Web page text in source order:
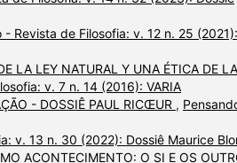
- Revista de Filosofia: v. 12 n. 25 (2021):
LA LEY NATURAL Y UNA ÉTICA DE LA
v. 7 n. 14 (2016): VARIA
- DOSSIÊ PAUL RICŒUR ,
v. 13 n. 30 (2022): Dossiê Maurice
ACONTECIMENTO: O SI E OS